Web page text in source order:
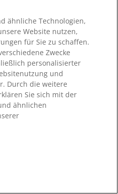
Tier
finden
registered trademark status
status in other
different. Your use of this site is
Impressum
Cookies verwalten
ähnliche Technologien,
Website nutzen,
für Sie zu schaffen.
Zwecke
personalisierter
und
Durch die weitere
Sie sich mit der
ähnlichen